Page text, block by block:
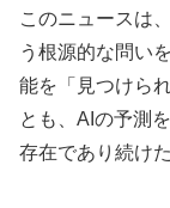
このニュースは
う根源的な問い
能を「見つけら
とも、AIの予測
存在であり続け